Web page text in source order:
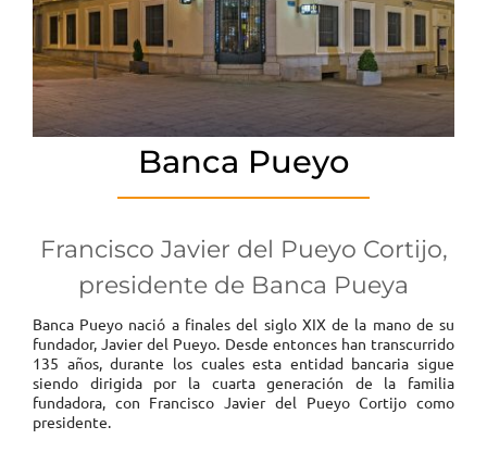
Banca Pueyo
Francisco Javier del Pueyo Cortijo,
presidente de Banca Pueya
Banca Pueyo nació a finales del siglo XIX de la mano de su
fundador, Javier del Pueyo. Desde entonces han transcurrido
135 años, durante los cuales esta entidad bancaria sigue
siendo dirigida por la cuarta generación de la familia
fundadora, con Francisco Javier del Pueyo Cortijo como
presidente.